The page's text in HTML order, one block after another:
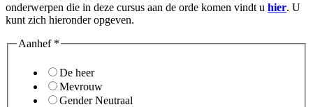
onderwerpen die in deze cursus aan de orde komen vindt u hier. U
kunt zich hieronder opgeven.
Aanhef *
De heer
Mevrouw
Gender Neutraal